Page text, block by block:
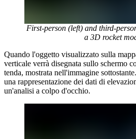
First-person (left) and third-
a 3D rocket
Quando l'oggetto visualizzato sulla
verticale verrà disegnata sullo schermo
tenda, mostrata nell'immagine
una rappresentazione dei dati di
un'analisi a colpo d'occhio.